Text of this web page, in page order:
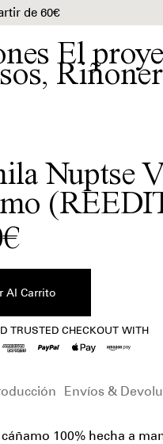
de 60€
El
,
Nuptse
TRUSTED CHECKOUT WITH
Envíos &
100% hecha a